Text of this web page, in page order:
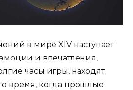
в мире XIV наступает
и впечатления,
часы игры, находят
время, когда прошлые